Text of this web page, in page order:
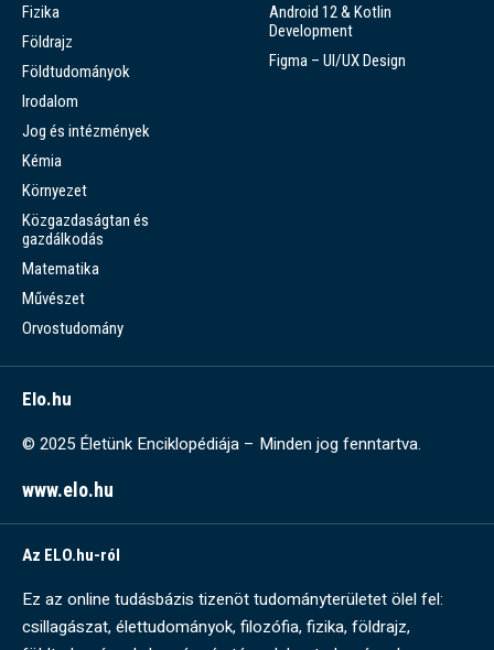
Fizika
Földrajz
Földtudományok
Irodalom
Jog és intézmények
Kémia
Környezet
Közgazdaságtan és
gazdálkodás
Matematika
Művészet
Orvostudomány
Android 12 & Kotlin
Development
Figma – UI/UX Design
Elo.hu
© 2025 Életünk Enciklopédiája – Minden jog fenntartva.
www.elo.hu
Az ELO.hu-ról
Ez az online tudásbázis tizenöt tudományterületet ölel fel:
csillagászat, élettudományok, filozófia, fizika, földrajz,